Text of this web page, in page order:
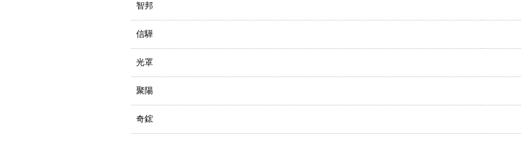
智邦
信驊
光罩
聚陽
奇鋐